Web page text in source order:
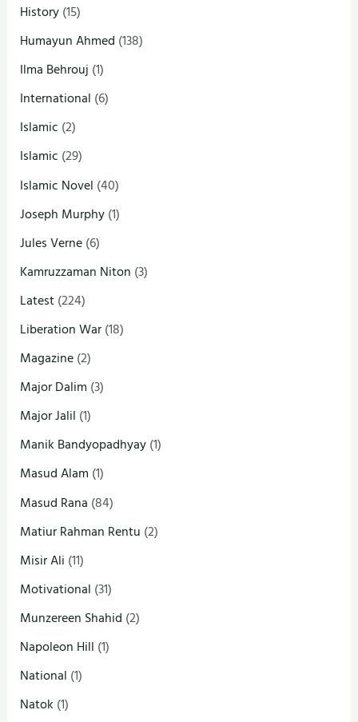
History(15)
Humayun Ahmed (138)
Ilma Behrouj (1)
International (6)
Islamic (2)
Islamic (29)
Islamic Novel (40)
Joseph Murphy(1)
Jules Verne(6)
Kamruzzaman Niton (3)
Latest(224)
Liberation War(18)
Magazine(2)
Major Dalim (3)
Major Jalil (1)
Manik Bandyopadhyay(1)
Masud Alam (1)
Masud Rana (84)
Matiur Rahman Rentu (2)
Misir Ali (11)
Motivational (31)
Munzereen Shahid (2)
Napoleon Hill (1)
National (1)
Natok (1)